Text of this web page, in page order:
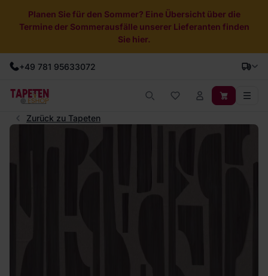
Planen Sie für den Sommer? Eine Übersicht über die
Termine der Sommerausfälle unserer Lieferanten finden
Sie hier.
+49 781 95633072
Zurück zu Tapeten